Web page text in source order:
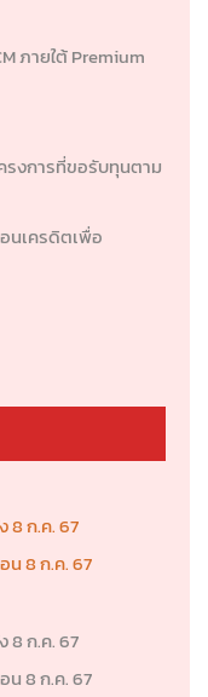
ภายใต้ Premium
รงการที่ขอรับทุนตาม
นเครดิตเพื่อ
8 ก.ค. 67
น 8 ก.ค. 67
8 ก.ค. 67
น 8 ก.ค. 67